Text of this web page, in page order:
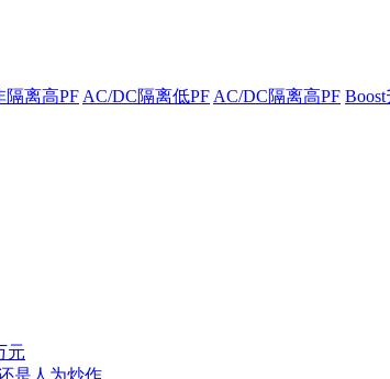
隔离高PF AC/DC隔离低PF AC/DC隔离高PF
元
是人为炒作